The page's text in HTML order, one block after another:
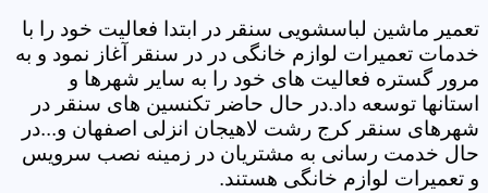
تعمیر ماشین لباسشویی سنقر در ابتدا فعالیت خود را با
خدمات تعمیرات لوازم خانگی در در سنقر آغاز نمود و به
مرور گستره فعالیت های خود را به سایر شهرها و
استانها توسعه داد.در حال حاضر تکنسین های سنقر در
شهرهای سنقر کرج رشت لاهیجان انزلی اصفهان و...در
حال خدمت رسانی به مشتریان در زمینه نصب سرویس
و تعمیرات لوازم خانگی هستند.